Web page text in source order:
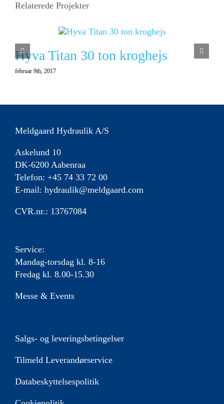
Relaterede Projekter
Hyva Titan 30 ton kroghejs
februar 9th, 2017
Meldgaard Hydraulik A/S
Askelund 10
DK-6200 Aabenraa
Telefon: +45 74 33 72 00
E-mail: hydraulik@meldgaard.com
CVR.nr.: 13767084
Service:
Mandag-torsdag kl. 8-16
Fredag kl. 8.00-15.30
Messe & Events
Salgs- og leveringsbetingelser
Tilmeld Leverandørservice
Databeskyttelsespolitik